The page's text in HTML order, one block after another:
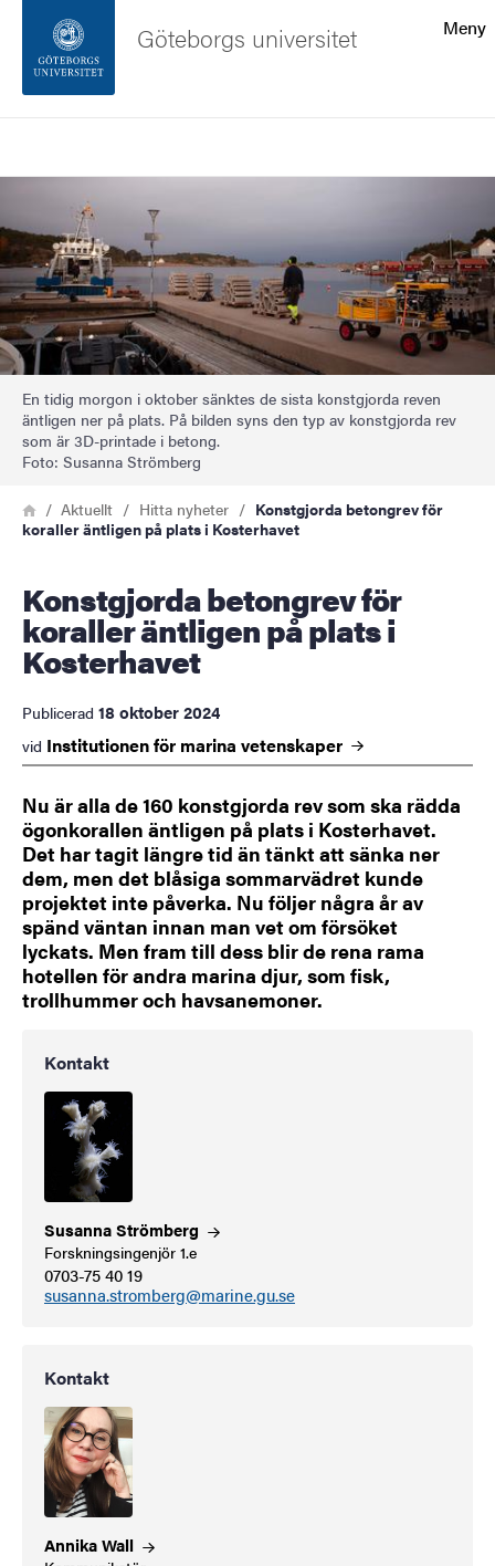
Sidfoten
Om webbplatsen
Meny
Göteborgs universitet
Bild
En tidig morgon i oktober sänktes de sista konstgjorda reven
äntligen ner på plats. På bilden syns den typ av konstgjorda rev
som är 3D-printade i betong.
Foto: Susanna Strömberg
Länkstig
HemAktuellt Hitta nyheter
Konstgjorda betongrev för
koraller äntligen på plats i Kosterhavet
Konstgjorda betongrev för
koraller äntligen på plats i
Kosterhavet
Publicerad 18 oktober 2024
vid Institutionen för marina vetenskaper
Nu är alla de 160 konstgjorda rev som ska rädda
ögonkorallen äntligen på plats i Kosterhavet.
Det har tagit längre tid än tänkt att sänka ner
dem, men det blåsiga sommarvädret kunde
projektet inte påverka. Nu följer några år av
spänd väntan innan man vet om försöket
lyckats. Men fram till dess blir de rena rama
hotellen för andra marina djur, som fisk,
trollhummer och havsanemoner.
Kontakt
SusannaStrömberg
Forskningsingenjör 1.e
0703-75 40 19
susanna.stromberg@marine.gu.se
Kontakt
AnnikaWall